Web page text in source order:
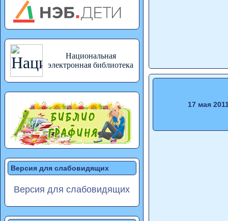
Национальная
электронная библиотека
Версия для слабовидящих
Версия для слабовидящих
17 мая